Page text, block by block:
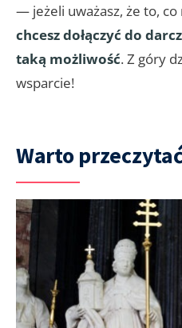
— jeżeli uważasz, że to,
chcesz dołączyć do
taką możliwość. Z góry
wsparcie!
Warto